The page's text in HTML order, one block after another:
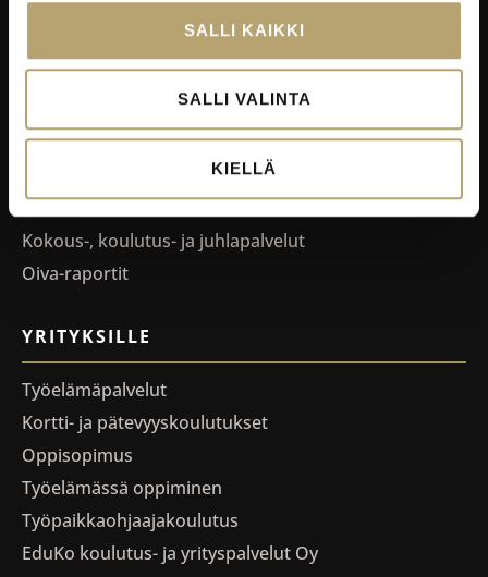
SALLI KAIKKI
SALLI VALINTA
KIELLÄ
Ruokapaikka.fi
RAVINTOLAPALVELUT
Ruokalistat
Kokous-, koulutus- ja juhlapalvelut
Oiva-raportit
YRITYKSILLE
Työelämäpalvelut
Kortti- ja pätevyyskoulutukset
Oppisopimus
Työelämässä oppiminen
Työpaikkaohjaajakoulutus
EduKo koulutus- ja yrityspalvelut Oy